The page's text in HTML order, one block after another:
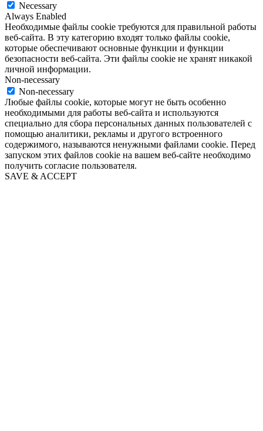
Necessary
Always Enabled
Необходимые файлы cookie требуются для правильной работы
веб-сайта. В эту категорию входят только файлы cookie,
которые обеспечивают основные функции и функции
безопасности веб-сайта. Эти файлы cookie не хранят никакой
личной информации.
Non-necessary
Non-necessary
Любые файлы cookie, которые могут не быть особенно
необходимыми для работы веб-сайта и используются
специально для сбора персональных данных пользователей с
помощью аналитики, рекламы и другого встроенного
содержимого, называются ненужными файлами cookie. Перед
запуском этих файлов cookie на вашем веб-сайте необходимо
получить согласие пользователя.
SAVE & ACCEPT